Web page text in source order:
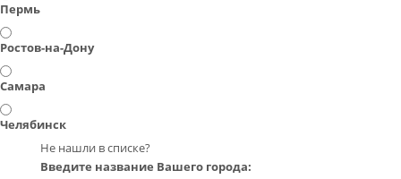
Пермь
Ростов-на-Дону
Самара
Челябинск
Не нашли в списке?
Введите название Вашего города: